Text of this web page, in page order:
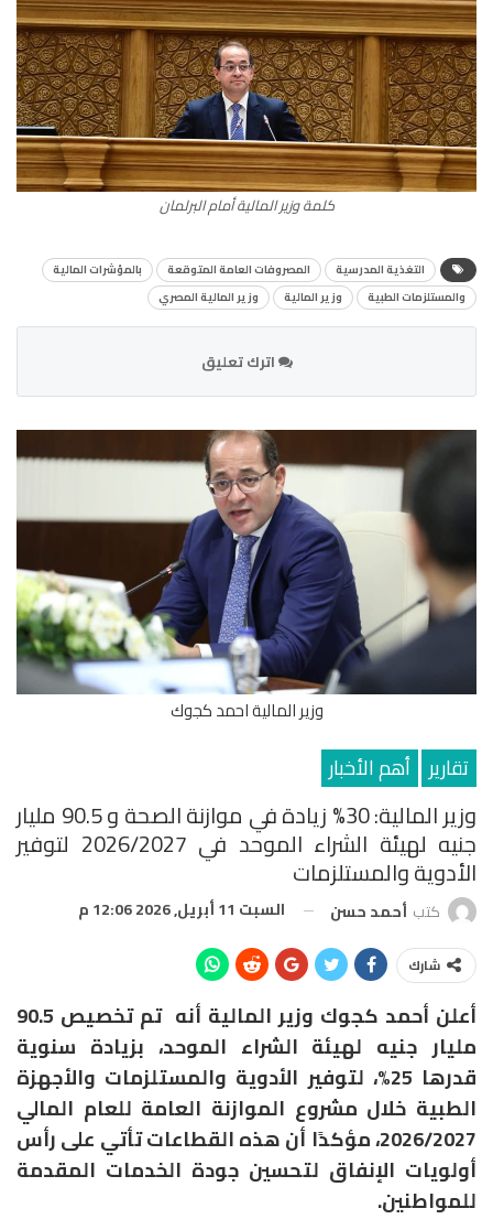
كلمة وزير المالية أمام البرلمان
التغذية المدرسية المصروفات العامة المتوقعة
بالمؤشرات المالية
والمستلزمات الطبية
وزير المالية وزير المالية المصري
اترك تعليق
وزير المالية احمد كجوك
تقارير أهم الأخبار
وزير المالية: 30% زيادة في موازنة الصحة و 90.5 مليار
جنيه لهيئة الشراء الموحد في 2026/2027 لتوفير
الأدوية والمستلزمات
كتب أحمد حسن السبت 11 أبريل, 2026 12:06 م
شارك
أعلن أحمد كجوك وزير المالية أنه تم تخصيص 90.5
مليار جنيه لهيئة الشراء الموحد، بزيادة سنوية
قدرها 25%، لتوفير الأدوية والمستلزمات والأجهزة
الطبية خلال مشروع الموازنة العامة للعام المالي
2026/2027، مؤكدًا أن هذه القطاعات تأتي على رأس
أولويات الإنفاق لتحسين جودة الخدمات المقدمة
للمواطنين.